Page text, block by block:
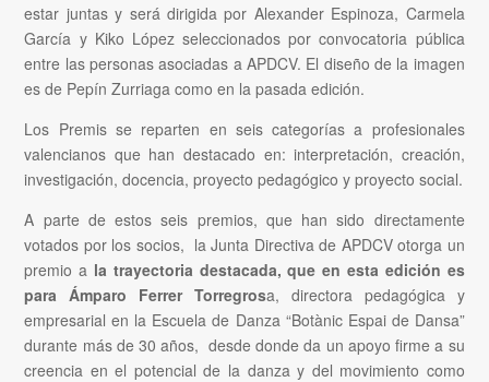
estar juntas y será dirigida por Alexander Espinoza, Carmela
García y Kiko López seleccionados por convocatoria pública
entre las personas asociadas a APDCV. El diseño de la imagen
es de Pepín Zurriaga como en la pasada edición.
Los Premis se reparten en seis categorías a profesionales
valencianos que han destacado en: interpretación, creación,
investigación, docencia, proyecto pedagógico y proyecto social.
A parte de estos seis premios, que han sido directamente
votados por los socios, la Junta Directiva de APDCV otorga un
premio a la trayectoria destacada, que en esta edición es
para Ámparo Ferrer Torregrosa, directora pedagógica y
empresarial en la Escuela de Danza “Botànic Espai de Dansa”
durante más de 30 años, desde donde da un apoyo firme a su
creencia en el potencial de la danza y del movimiento como